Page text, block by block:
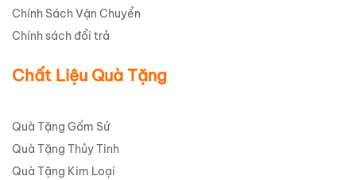
Chính Sách Vận Chuyển
Chính sách đổi trả
Chất Liệu Quà Tặng
Quà Tặng Gốm Sứ
Quà Tặng Thủy Tinh
Quà Tặng Kim Loại